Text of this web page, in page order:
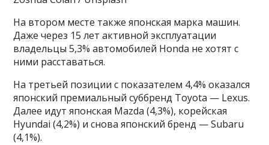
На втором месте также японская марка машин.
Даже через 15 лет активной эксплуатации
владельцы 5,3% автомобилей Honda не хотят с
ними расставаться.
На третьей позиции с показателем 4,4% оказался
японский премиальный суббренд Toyota — Lexus.
Далее идут японская Mazda (4,3%), корейская
Hyundai (4,2%) и снова японский бренд — Subaru
(4,1%).